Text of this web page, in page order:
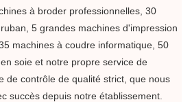
à broder professionnelles, 30
5 grandes machines d'impression
machines à coudre informatique, 50
soie et notre propre service de
de contrôle de qualité strict, que nous
succès depuis notre établissement.